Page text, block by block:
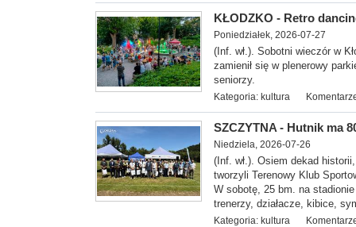
KŁODZKO - Retro
Poniedziałek, 2026-07-27
(Inf. wł.). Sobotni wieczór w
zamienił się w plenerowy
seniorzy.
Kategoria: kultura
SZCZYTNA - Hutnik ma
Niedziela, 2026-07-26
(Inf. wł.). Osiem dekad
tworzyli Terenowy Klub
W sobotę, 25 bm. na
trenerzy, działacze, kibice,
Kategoria: kultura